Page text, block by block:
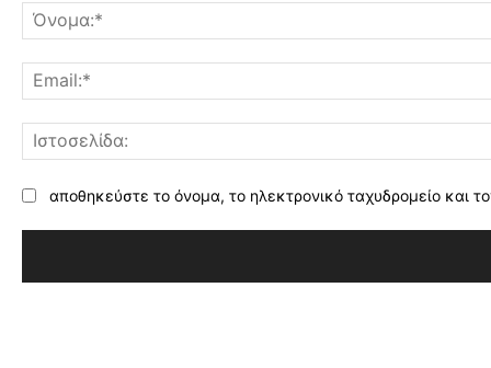
αποθηκεύστε το όνομα, το ηλεκτρονικό ταχυδρομείο και